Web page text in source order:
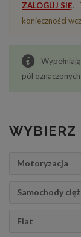
ZALOGUJ SIĘ.
konieczności
pól
WYBIERZ